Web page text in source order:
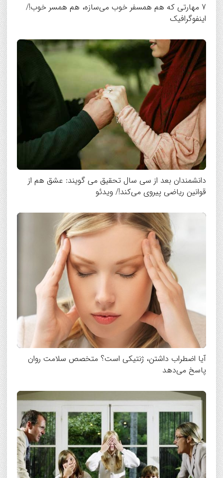
7 مهارتی که هم همسفر خوب می‌سازه، هم همسر خوب!/
اینفوگرافیک
دانشمندان بعد از سی سال تحقیق می گویند: عشق هم از
قوانین ریاضی پیروی می‌کند!/ ویدئو
آیا اضطراب داشتن، ژنتیکی است؟ متخصص سلامت روان
پاسخ می‌دهد